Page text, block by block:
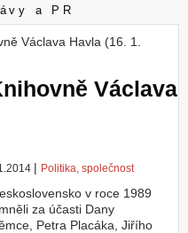
a PR
Václava Havla (16. 1.
Václava
| Politika, společnost
v roce 1989
za účasti Dany
Petra Placáka, Jiřího